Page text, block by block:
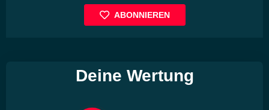
ABONNIEREN
Deine Wertung